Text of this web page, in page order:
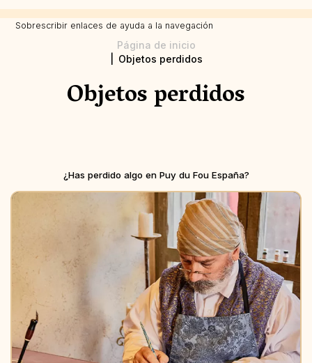
Sobrescribir enlaces de ayuda a la navegación
Página de inicio
Objetos perdidos
Objetos perdidos
¿Has perdido algo en Puy du Fou España?